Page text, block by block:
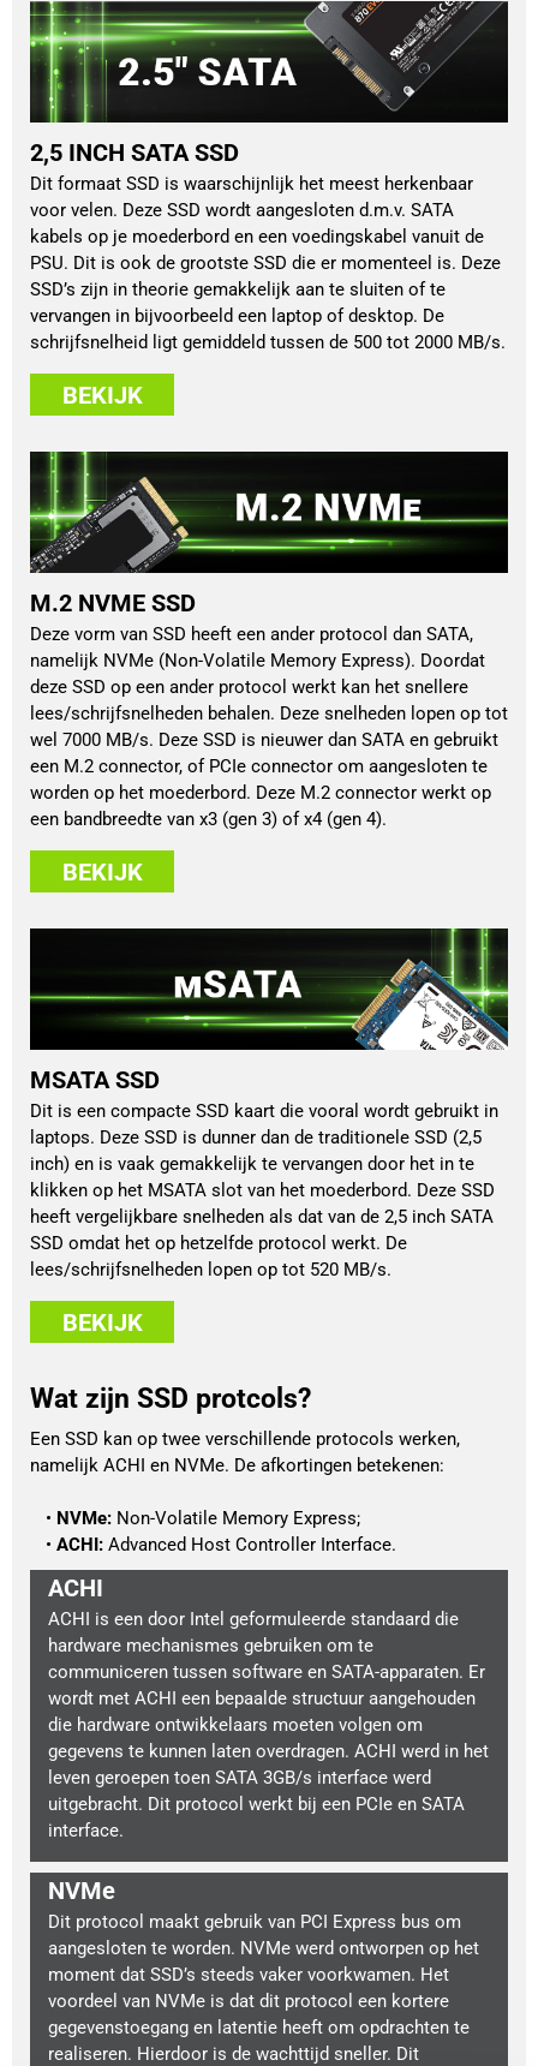
2,5 INCH SATA SSD
Dit formaat SSD is waarschijnlijk het meest herkenbaar
voor velen. Deze SSD wordt aangesloten d.m.v. SATA
kabels op je moederbord en een voedingskabel vanuit de
PSU. Dit is ook de grootste SSD die er momenteel is. Deze
SSD’s zijn in theorie gemakkelijk aan te sluiten of te
vervangen in bijvoorbeeld een laptop of desktop. De
schrijfsnelheid ligt gemiddeld tussen de 500 tot 2000 MB/s.
BEKIJK
M.2 NVME SSD
Deze vorm van SSD heeft een ander protocol dan SATA,
namelijk NVMe (Non-Volatile Memory Express). Doordat
deze SSD op een ander protocol werkt kan het snellere
lees/schrijfsnelheden behalen. Deze snelheden lopen op tot
wel 7000 MB/s. Deze SSD is nieuwer dan SATA en gebruikt
een M.2 connector, of PCIe connector om aangesloten te
worden op het moederbord. Deze M.2 connector werkt op
een bandbreedte van x3 (gen 3) of x4 (gen 4).
BEKIJK
MSATA SSD
Dit is een compacte SSD kaart die vooral wordt gebruikt in
laptops. Deze SSD is dunner dan de traditionele SSD (2,5
inch) en is vaak gemakkelijk te vervangen door het in te
klikken op het MSATA slot van het moederbord. Deze SSD
heeft vergelijkbare snelheden als dat van de 2,5 inch SATA
SSD omdat het op hetzelfde protocol werkt. De
lees/schrijfsnelheden lopen op tot 520 MB/s.
BEKIJK
Wat zijn SSD protcols?
Een SSD kan op twee verschillende protocols werken,
namelijk ACHI en NVMe. De afkortingen betekenen:
NVMe: Non-Volatile Memory Express;
ACHI: Advanced Host Controller Interface.
ACHI
ACHI is een door Intel geformuleerde standaard die
hardware mechanismes gebruiken om te
communiceren tussen software en SATA-apparaten. Er
wordt met ACHI een bepaalde structuur aangehouden
die hardware ontwikkelaars moeten volgen om
gegevens te kunnen laten overdragen. ACHI werd in het
leven geroepen toen SATA 3GB/s interface werd
uitgebracht. Dit protocol werkt bij een PCIe en SATA
interface.
NVMe
Dit protocol maakt gebruik van PCI Express bus om
aangesloten te worden. NVMe werd ontworpen op het
moment dat SSD’s steeds vaker voorkwamen. Het
voordeel van NVMe is dat dit protocol een kortere
gegevenstoegang en latentie heeft om opdrachten te
realiseren. Hierdoor is de wachttijd sneller. Dit